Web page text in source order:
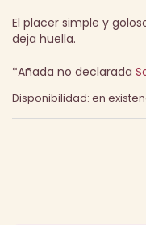
El placer simple y
deja huella.
*Añada no declarada
Disponibilidad: en